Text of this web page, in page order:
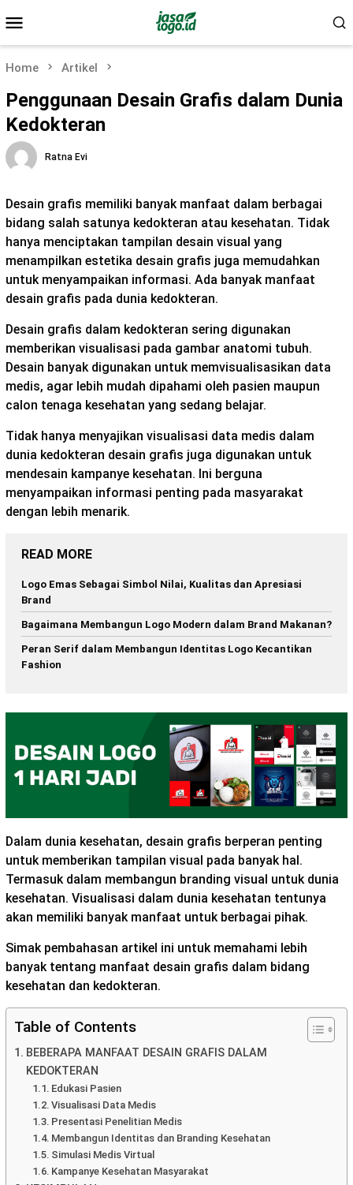
to
contentMenu
Home Artikel
Penggunaan Desain Grafis dalam Dunia
Kedokteran
Ratna Evi
Desain grafis memiliki banyak manfaat dalam berbagai
bidang salah satunya kedokteran atau kesehatan. Tidak
hanya menciptakan tampilan desain visual yang
menampilkan estetika desain grafis juga memudahkan
untuk menyampaikan informasi. Ada banyak manfaat
desain grafis pada dunia kedokteran.
Desain grafis dalam kedokteran sering digunakan
memberikan visualisasi pada gambar anatomi tubuh.
Desain banyak digunakan untuk memvisualisasikan data
medis, agar lebih mudah dipahami oleh pasien maupun
calon tenaga kesehatan yang sedang belajar.
Tidak hanya menyajikan visualisasi data medis dalam
dunia kedokteran desain grafis juga digunakan untuk
mendesain kampanye kesehatan. Ini berguna
menyampaikan informasi penting pada masyarakat
dengan lebih menarik.
READ MORE
Logo Emas Sebagai Simbol Nilai, Kualitas dan Apresiasi
Brand
Bagaimana Membangun Logo Modern dalam Brand Makanan?
Peran Serif dalam Membangun Identitas Logo Kecantikan
Fashion
Dalam dunia kesehatan, desain grafis berperan penting
untuk memberikan tampilan visual pada banyak hal.
Termasuk dalam membangun branding visual untuk dunia
kesehatan. Visualisasi dalam dunia kesehatan tentunya
akan memiliki banyak manfaat untuk berbagai pihak.
Simak pembahasan artikel ini untuk memahami lebih
banyak tentang manfaat desain grafis dalam bidang
kesehatan dan kedokteran.
Table of Contents
BEBERAPA MANFAAT DESAIN GRAFIS DALAM
KEDOKTERAN
Edukasi Pasien
Visualisasi Data Medis
Presentasi Penelitian Medis
Membangun Identitas dan Branding Kesehatan
Simulasi Medis Virtual
Kampanye Kesehatan Masyarakat